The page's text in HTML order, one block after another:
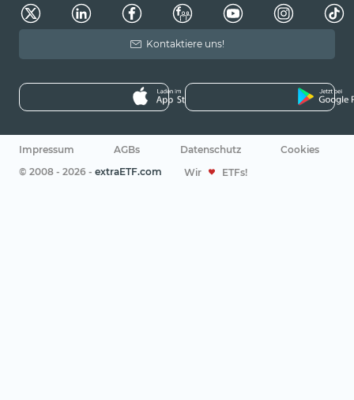
Kontaktiere uns!
Impressum AGBs Datenschutz
Cookies
© 2008 - 2026 - extraETF.com Wir ETFs!